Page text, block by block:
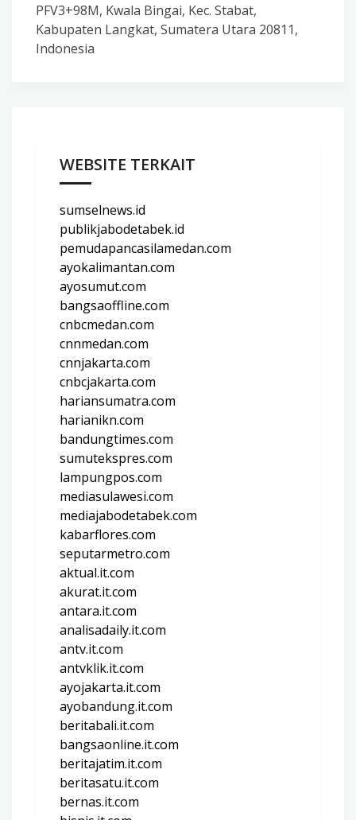
PFV3+98M, Kwala Bingai, Kec. Stabat,
Kabupaten Langkat, Sumatera Utara 20811,
Indonesia
WEBSITE TERKAIT
sumselnews.id
publikjabodetabek.id
pemudapancasilamedan.com
ayokalimantan.com
ayosumut.com
bangsaoffline.com
cnbcmedan.com
cnnmedan.com
cnnjakarta.com
cnbcjakarta.com
hariansumatra.com
harianikn.com
bandungtimes.com
sumutekspres.com
lampungpos.com
mediasulawesi.com
mediajabodetabek.com
kabarflores.com
seputarmetro.com
aktual.it.com
akurat.it.com
antara.it.com
analisadaily.it.com
antv.it.com
antvklik.it.com
ayojakarta.it.com
ayobandung.it.com
beritabali.it.com
bangsaonline.it.com
beritajatim.it.com
beritasatu.it.com
bernas.it.com